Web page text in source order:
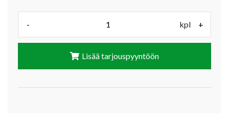
- kpl +
Lisää tarjouspyyntöön